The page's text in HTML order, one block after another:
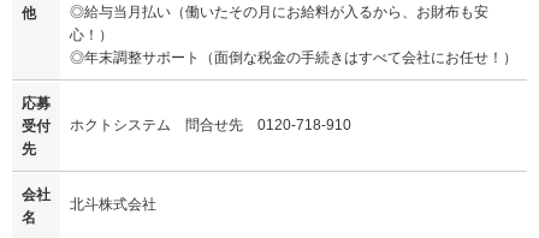
他
◎給与当月払い（働いたその月にお給料が入るから、お財布も安
心！）
◎年末調整サポート（面倒な税金の手続きはすべて会社にお任せ！）
応募
受付
先
ホクトシステム 問合せ先 0120-718-910
会社
名
北斗株式会社